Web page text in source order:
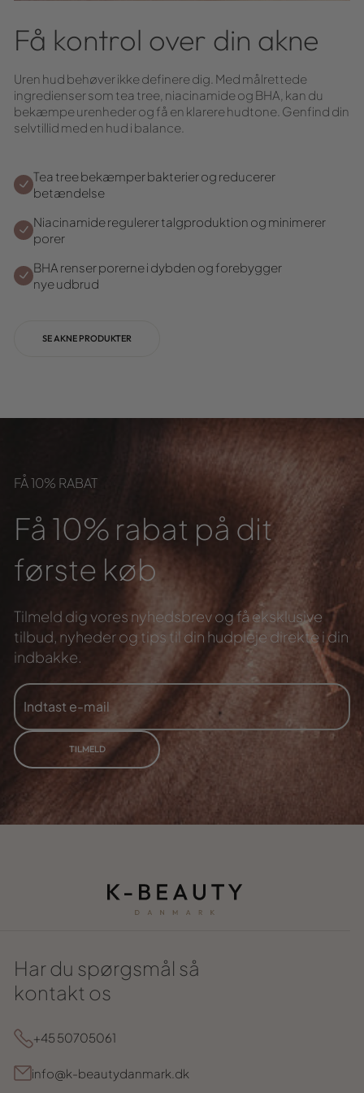
Få kontrol over din akne
Uren hud behøver ikke definere dig. Med målrettede
ingredienser som tea tree, niacinamide og BHA, kan du
bekæmpe urenheder og få en klarere hudtone. Genfind din
selvtillid med en hud i balance.
Tea tree bekæmper bakterier og reducerer
betændelse
Niacinamide regulerer talgproduktion og minimerer
porer
BHA renser porerne i dybden og forebygger
nye udbrud
SE AKNE PRODUKTER
FÅ 10% RABAT
Få 10% rabat på dit
første køb
Tilmeld dig vores nyhedsbrev og få eksklusive
tilbud, nyheder og tips til din hudpleje direkte i din
indbakke.
INDTAST
E-
MAIL
TILMELD
TILMELD
Har du spørgsmål så
kontakt os
+45 50705061
info@k-beautydanmark.dk